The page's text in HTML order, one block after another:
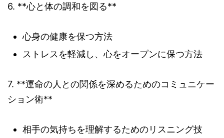
6. **心と体の調和を図る**
心身の健康を保つ方法
ストレスを軽減し、心をオープンに保つ方法
7. **運命の人との関係を深めるためのコミュニケー
ション術**
相手の気持ちを理解するためのリスニング技